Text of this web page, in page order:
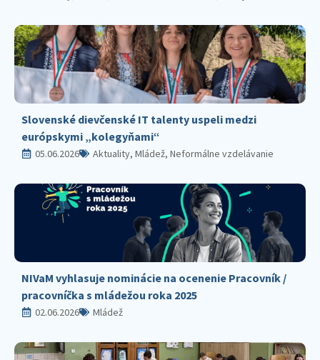
Slovenské dievčenské IT talenty uspeli medzi
európskymi „kolegyňami“
05.06.2026 Aktuality, Mládež, Neformálne vzdelávanie
NIVaM vyhlasuje nominácie na ocenenie Pracovník /
pracovníčka s mládežou roka 2025
02.06.2026 Mládež